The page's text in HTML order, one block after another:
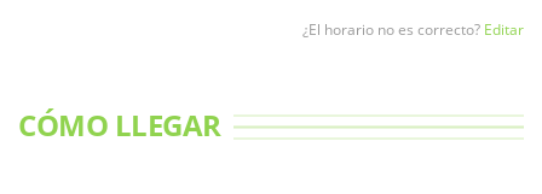
¿El horario no es correcto? Editar
CÓMO LLEGAR